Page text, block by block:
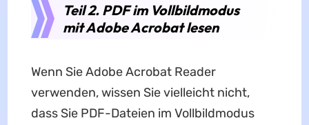
Teil 2. PDF im Vollbildmodus
mit Adobe Acrobat lesen
Wenn Sie Adobe Acrobat Reader
verwenden, wissen Sie vielleicht nicht,
dass Sie PDF-Dateien im Vollbildmodus